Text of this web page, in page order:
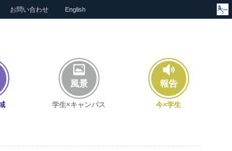
風景
学生×キャンパス
報告
今×学生
お問い合わせ English